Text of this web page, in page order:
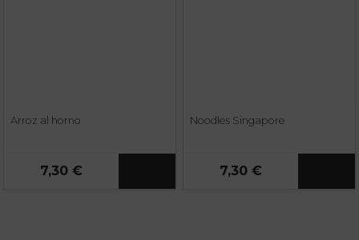
Arroz al horno
7,30 €
Noodles Singapore
7,30 €